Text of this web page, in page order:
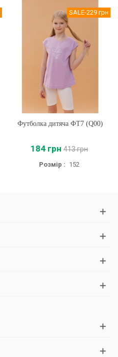
SALE-229 грн
Футболка дитяча ФТ7 (Q00)
184 грн 413 грн
Розмір : 152